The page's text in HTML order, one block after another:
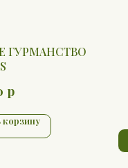
ГУРМАНСТВО
р
корзину